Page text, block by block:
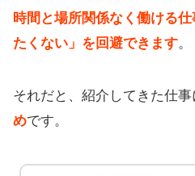
時間と場所関係なく働ける
たくない」を回避できます。
それだと、紹介してきた仕事
めです。